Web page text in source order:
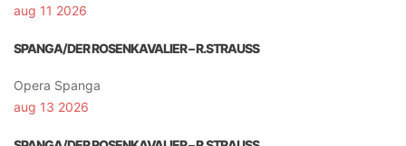
aug 11 2026
SPANGA/DER ROSENKAVALIER – R.STRAUSS
Opera Spanga
aug 13 2026